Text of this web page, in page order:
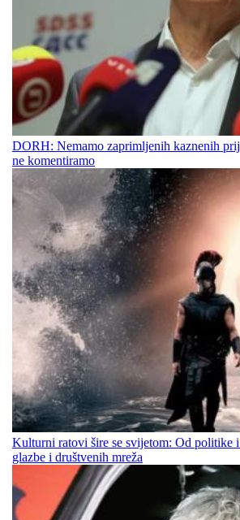
DORH: Nemamo zaprimljenih kaznenih
ne komentiramo
Kulturni ratovi šire se svijetom: Od politike
glazbe i društvenih mreža